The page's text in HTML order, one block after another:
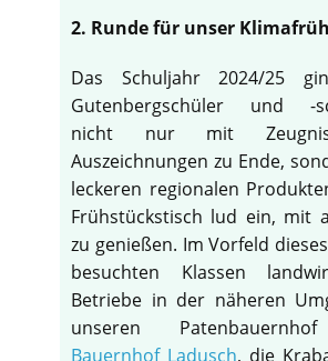
2. Runde für unser
Das Schuljahr 2024/25
Gutenbergschüler und -
nicht nur mit
Auszeichnungen zu Ende,
leckeren regionalen
Frühstückstisch lud ein, mit
zu genießen. Im Vorfeld
besuchten Klassen
Betriebe in der näheren
unseren
Bauernhof Ladusch, die